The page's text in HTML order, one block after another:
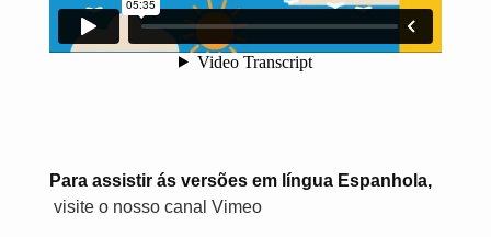
Para assistir ás versões em língua Espanhola,
visite o nosso canal Vimeo